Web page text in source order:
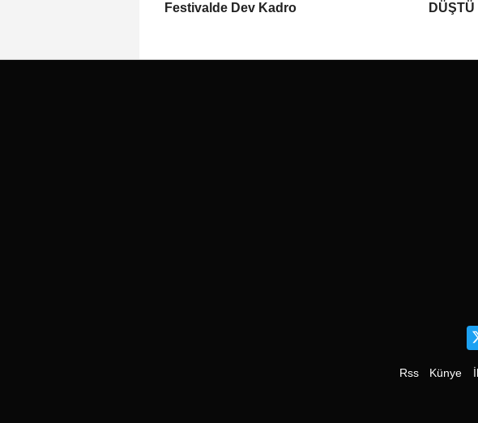
Festivalde Dev Kadro
DÜŞTÜ
Rss Künye